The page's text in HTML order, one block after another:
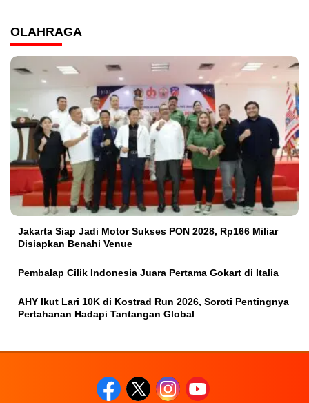
OLAHRAGA
Jakarta Siap Jadi Motor Sukses PON 2028, Rp166 Miliar
Disiapkan Benahi Venue
Pembalap Cilik Indonesia Juara Pertama Gokart di Italia
AHY Ikut Lari 10K di Kostrad Run 2026, Soroti Pentingnya
Pertahanan Hadapi Tantangan Global